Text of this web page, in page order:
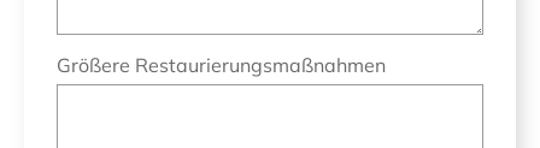
Größere Restaurierungsmaßnahmen